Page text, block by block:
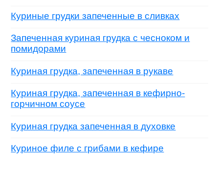
Куриные грудки запеченные в сливках
Запеченная куриная грудка с чесноком и
помидорами
Куриная грудка, запеченная в рукаве
Куриная грудка, запеченная в кефирно-
горчичном соусе
Куриная грудка запеченная в духовке
Куриное филе с грибами в кефире